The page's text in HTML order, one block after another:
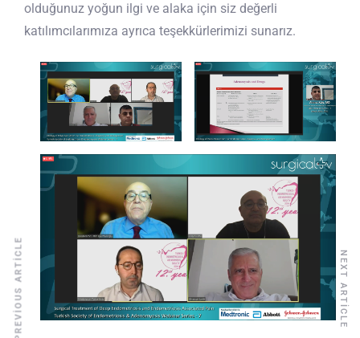
olduğunuz yoğun ilgi ve alaka için siz değerli
katılımcılarımıza ayrıca teşekkürlerimizi sunarız.
PREVIOUS ARTICLE NEXT ARTICLE